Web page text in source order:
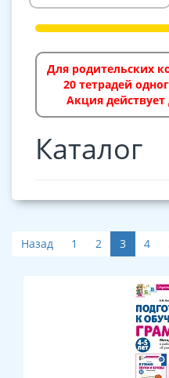
Для родительских
20 тетрадей
Акция действует
Каталог
Назад 1 2 3 4